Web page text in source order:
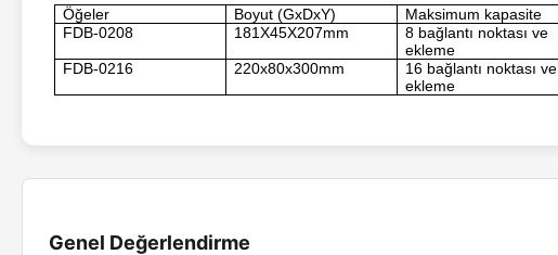
Öğeler
Boyut (GxDxY) Maksimum kapasite
FDB-0208
181X45X207mm
8 bağlantı noktası ve
ekleme
FDB-0216 220x80x300mm
16 bağlantı noktası ve
ekleme
Genel Değerlendirme